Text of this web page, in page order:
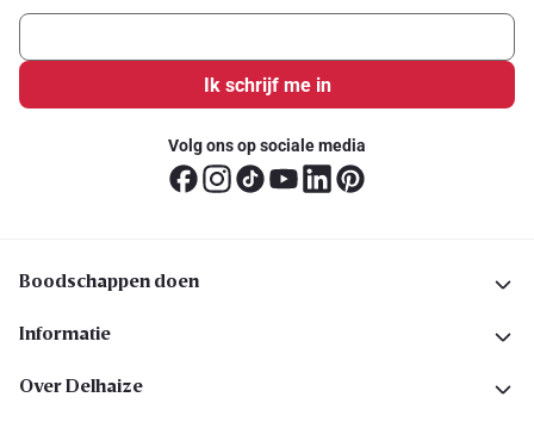
Ik schrijf me in
Volg ons op sociale media
Boodschappen doen
Informatie
Over Delhaize